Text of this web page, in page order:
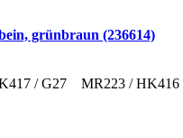
grünbraun (236614)
/ G27 MR223 / HK416